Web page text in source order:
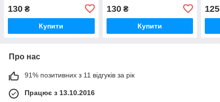
130 ₴
Купити
130₴
Купити
125
Про нас
91% позитивних з 11 відгуків за рік
Працює з 13.10.2016